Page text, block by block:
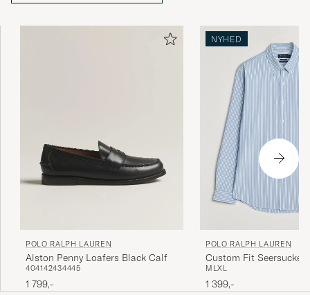
POLO RALPH LAUREN
Alston Penny Loafers Black Calf
404142434445
1 799,-
NYHED
POLO RALPH LAUREN
Custom Fit
Stripe Shirt Blue
M LXL
1 399,-